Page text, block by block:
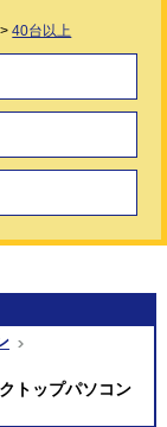
>40台以上
トップパソコン